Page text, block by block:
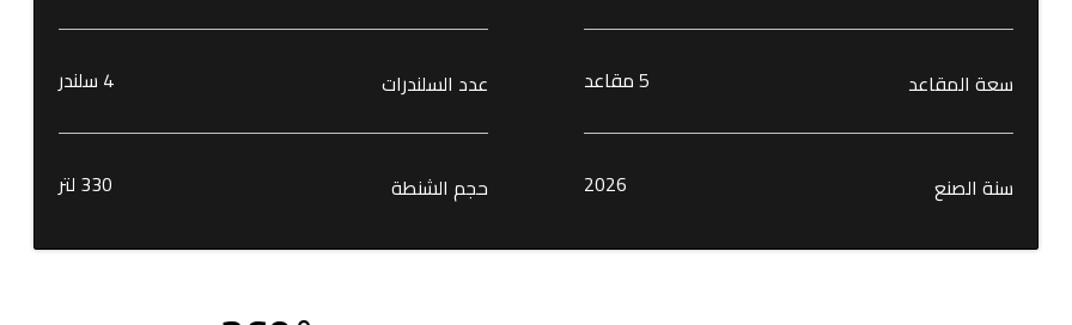
سعة المقاعد 5 مقاعد عدد السلندرات 4 سلندر
سنة الصنع 2026 حجم الشنطة 330 لتر